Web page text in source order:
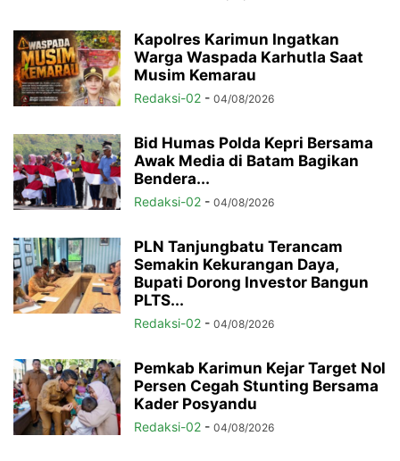
Kapolres Karimun Ingatkan
Warga Waspada Karhutla Saat
Musim Kemarau
Redaksi-02 - 04/08/2026
Bid Humas Polda Kepri Bersama
Awak Media di Batam Bagikan
Bendera...
Redaksi-02 - 04/08/2026
PLN Tanjungbatu Terancam
Semakin Kekurangan Daya,
Bupati Dorong Investor Bangun
PLTS...
Redaksi-02 - 04/08/2026
Pemkab Karimun Kejar Target Nol
Persen Cegah Stunting Bersama
Kader Posyandu
Redaksi-02 - 04/08/2026